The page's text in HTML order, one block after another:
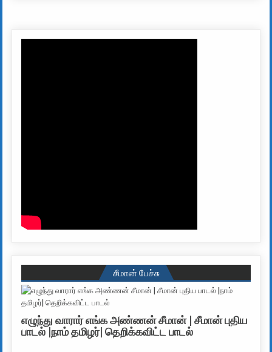
சீமான் பேச்சு
எழுந்து வாரார் எங்க அண்ணன் சீமான் | சீமான் புதிய
பாடல் |நாம் தமிழர்| தெறிக்கவிட்ட பாடல்